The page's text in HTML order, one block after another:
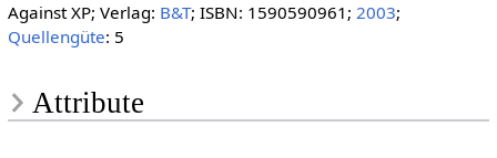
Against XP; Verlag: B&T; ISBN: 1590590961; 2003;
Quellengüte: 5
Attribute